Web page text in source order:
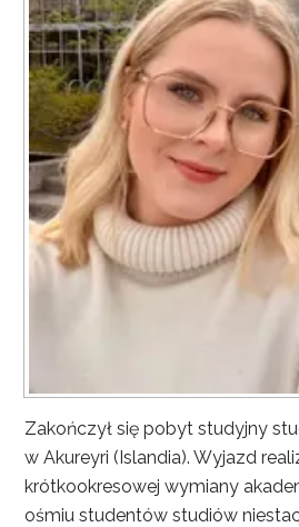
Zakończył się pobyt studyjny
w Akureyri (Islandia). Wyjazd
krótkookresowej wymiany
ośmiu studentów studiów